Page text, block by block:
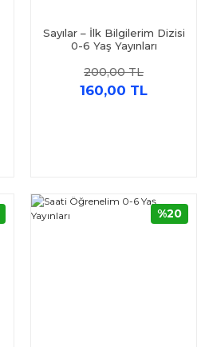
Sayılar – İlk Bilgilerim Dizisi
0-6 Yaş Yayınları
200,00 TL
160,00 TL
%20